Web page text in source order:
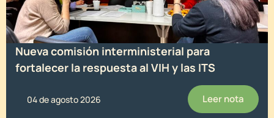
Nueva comisión interministerial para
fortalecer la respuesta al VIH y las ITS
04 de agosto 2026 Leer nota